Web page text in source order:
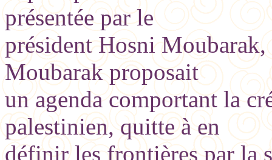
présentée par le
président Hosni
Moubarak proposait
un agenda comportant la
palestinien, quitte à en
définir les frontières par la